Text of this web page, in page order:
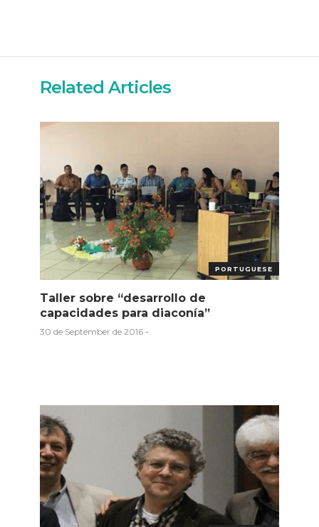
Related Articles
PORTUGUESE
Taller sobre “desarrollo de
capacidades para diaconía”
30 de September de 2016-